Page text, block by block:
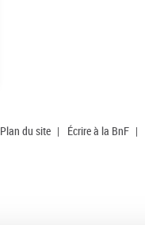
Plan du site | Écrire à la BnF |